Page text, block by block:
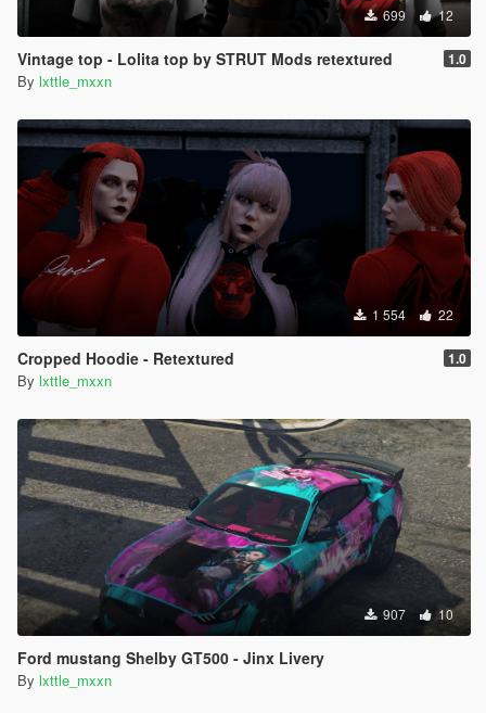
699 12
Vintage top - Lolita top by STRUT Mods retextured 1.0
By lxttle_mxxn
1 554 22
Cropped Hoodie - Retextured 1.0
By lxttle_mxxn
907 10
Ford mustang Shelby GT500 - Jinx Livery
By lxttle_mxxn